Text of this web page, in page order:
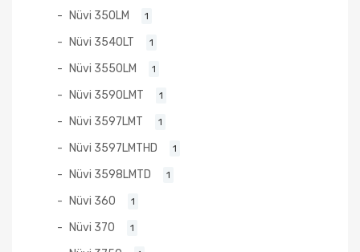
Nüvi 350LM 1
Nüvi 3540LT 1
Nüvi 3550LM 1
Nüvi 3590LMT 1
Nüvi 3597LMT 1
Nüvi 3597LMTHD 1
Nüvi 3598LMTD 1
Nüvi 360 1
Nüvi 370 1